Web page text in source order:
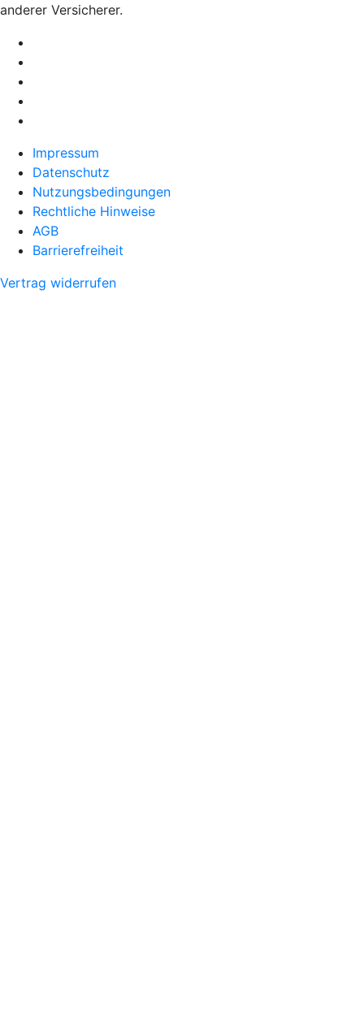
anderer Versicherer.
Impressum
Datenschutz
Nutzungsbedingungen
Rechtliche Hinweise
AGB
Barrierefreiheit
Vertrag widerrufen